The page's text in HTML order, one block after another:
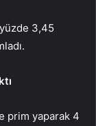
3,45
prim yaparak 4